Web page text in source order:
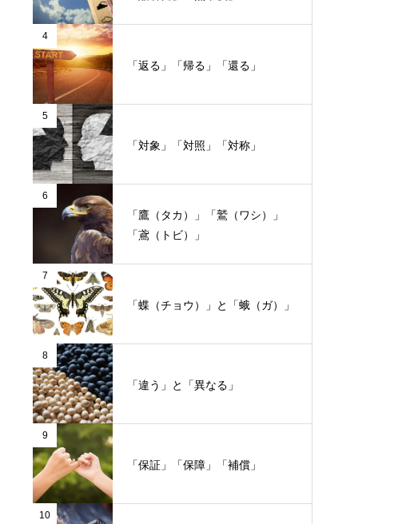
4
「返る」「帰る」「還る」
5
「対象」「対照」「対称」
6
「鷹（タカ）」「鷲（ワシ）」
「鳶（トビ）」
7
「蝶（チョウ）」と「蛾（ガ）」
8
「違う」と「異なる」
9
「保証」「保障」「補償」
10